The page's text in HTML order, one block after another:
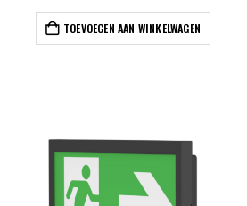
TOEVOEGEN AAN WINKELWAGEN